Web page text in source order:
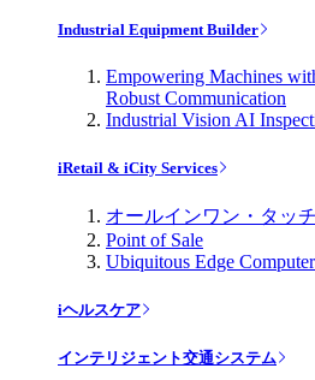
Industrial Equipment Builder
Empowering Machines
Robust Communication
Industrial Vision AI
iRetail & iCity Services
オールインワン・タッ
Point of Sale
Ubiquitous Edge
iヘルスケア
インテリジェント交通システム